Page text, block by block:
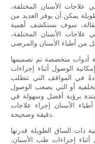
علاجات الأسنان المختلفة،
يمكن أن يوفر العديد من
سوف نستكشف أهمية
علاجات الأسنان المختلفة،
أدوات متخصصة تم تصميمها
الوصول أثناء إجراءات
في المواقف التي تتطلب
أو التي يصعب الوصول
برؤية أفضل وسهولة في
الأسنان إجراء علاجات
دقيقة وصحيحة.
ذات الساق الطويلة قدرتها
إجراءات طب الأسنان.